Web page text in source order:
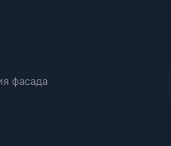
фасада